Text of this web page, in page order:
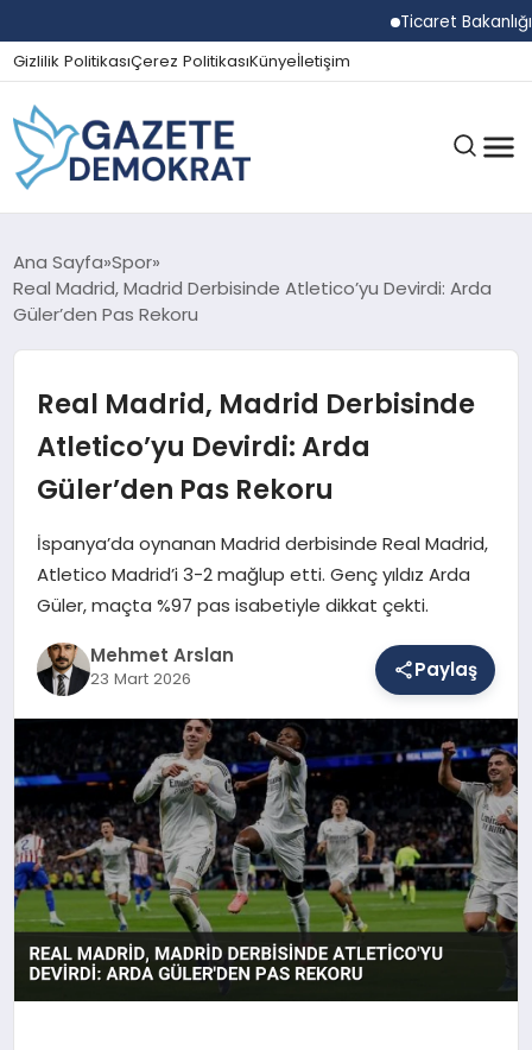
Ticaret Bakanlığı
Gizlilik PolitikasıÇerez PolitikasıKünyeİletişim
GÜNDEM
EKONOMI
SPOR
SAĞLIK
EĞITIM
DÜNYA
YAŞAM
Ana Sayfa Spor
Real Madrid, Madrid Derbisinde Atletico’yu Devirdi: Arda
Güler’den Pas Rekoru
Real Madrid, Madrid Derbisinde
Atletico’yu Devirdi: Arda
Güler’den Pas Rekoru
İspanya’da oynanan Madrid derbisinde Real Madrid,
Atletico Madrid’i 3-2 mağlup etti. Genç yıldız Arda
Güler, maçta %97 pas isabetiyle dikkat çekti.
Mehmet Arslan
23 Mart 2026 Paylaş